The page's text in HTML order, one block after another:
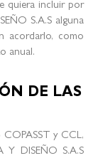
quiera incluir por
S.A.S alguna
acordarlo, como
anual.
DE LAS
COPASST y CCL,
Y DISEÑO S.A.S